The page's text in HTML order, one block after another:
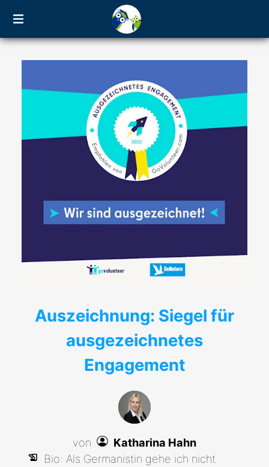
Auszeichnung: Siegel für
ausgezeichnetes
Engagement
von
Katharina Hahn
Bio: Als Germanistin gehe ich nicht